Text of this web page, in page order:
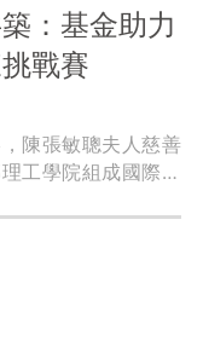
：基金助力
戰賽
陳張敏聰夫人慈善
工學院組成國際高